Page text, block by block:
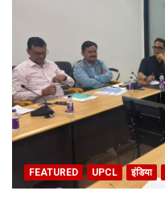
FEATURED UPCL इंडिया